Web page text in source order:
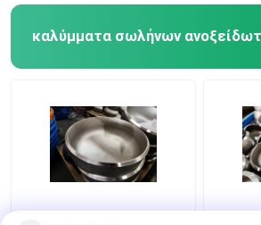
καλύμματα σωλήνων